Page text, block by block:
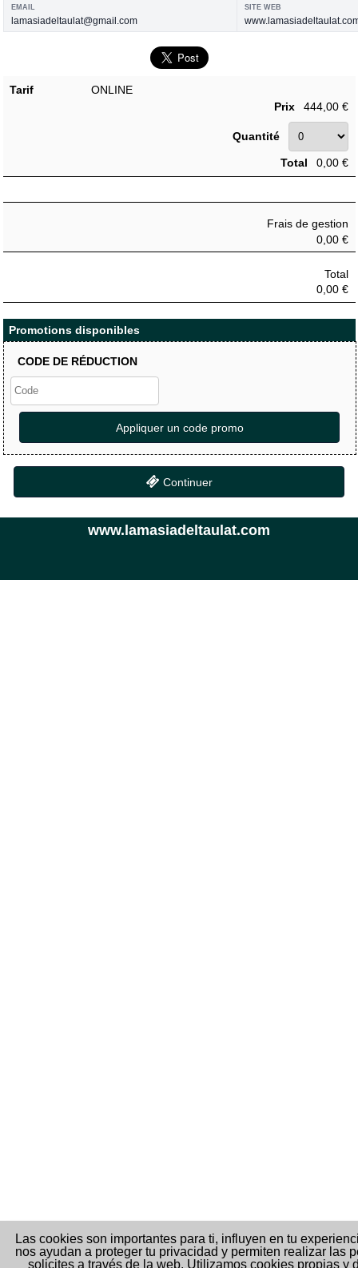
Las cookies son importantes para ti, influyen en tu
nos ayudan a proteger tu privacidad y permiten realizar las
solicites a través de la web. Utilizamos cookies propias y
EMAIL
lamasiadeltaulat@gmail.com
SITE WEB
Tarif
ONLINE
Prix
444,00 €
Quantité
Total 0,00 €
Frais de gestion
0,00 €
Total
0,00 €
Promotions disponibles
CODE DE RÉDUCTION
Appliquer un code promo
Continuer
www.lamasiadeltaulat.com